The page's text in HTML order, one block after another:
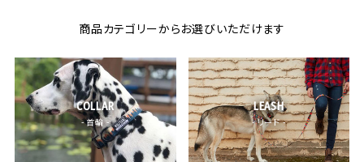
商品カテゴリーからお選びいただけます
COLLAR
- 首輪 -
LEASH
- リード -